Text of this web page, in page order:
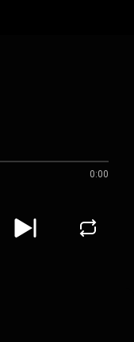
0:00